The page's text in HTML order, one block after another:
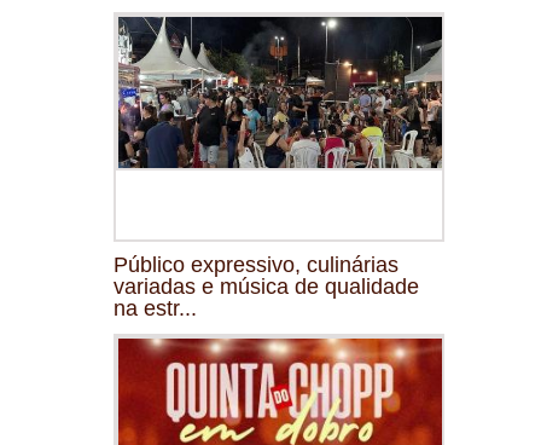
Público expressivo, culinárias
variadas e música de qualidade
na estr...